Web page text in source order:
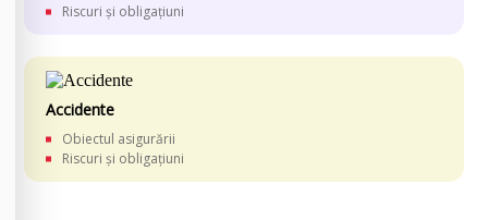
Riscuri și obligațiuni
Accidente
Obiectul asigurării
Riscuri și obligațiuni